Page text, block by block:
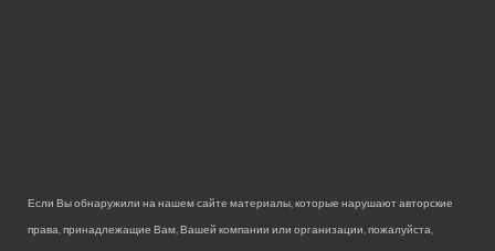
Если Вы обнаружили на нашем сайте материалы, которые нарушают авторские
права, принадлежащие Вам, Вашей компании или организации, пожалуйста,